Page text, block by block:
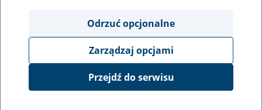
Obszar merytoryczny
obsługa klientów
Opis wydarzenia
Platforma Usług Elektronicznych ZUS eZUS
Odrzuć opcjonalne
Zarządzaj opcjami
Przejdź do serwisu